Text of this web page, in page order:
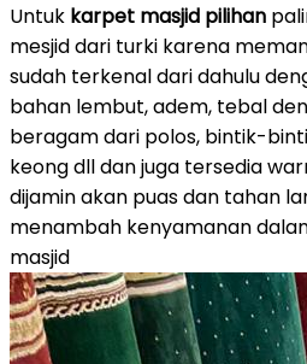
Untuk karpet masjid pilihan
mesjid dari turki karena
sudah terkenal dari dahulu
bahan lembut, adem, tebal
beragam dari polos, bintik-
keong dll dan juga tersedia
dijamin akan puas dan tahan
menambah kenyamanan
masjid